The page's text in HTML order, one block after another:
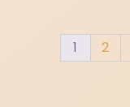
1 2